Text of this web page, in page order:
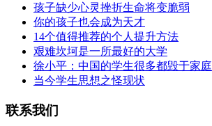
孩子缺少心灵挫折生命将变脆弱
你的孩子也会成为天才
14个值得推荐的个人提升方法
艰难坎坷是一所最好的大学
徐小平：中国的学生很多都毁于家庭
当今学生思想之怪现状
联系我们